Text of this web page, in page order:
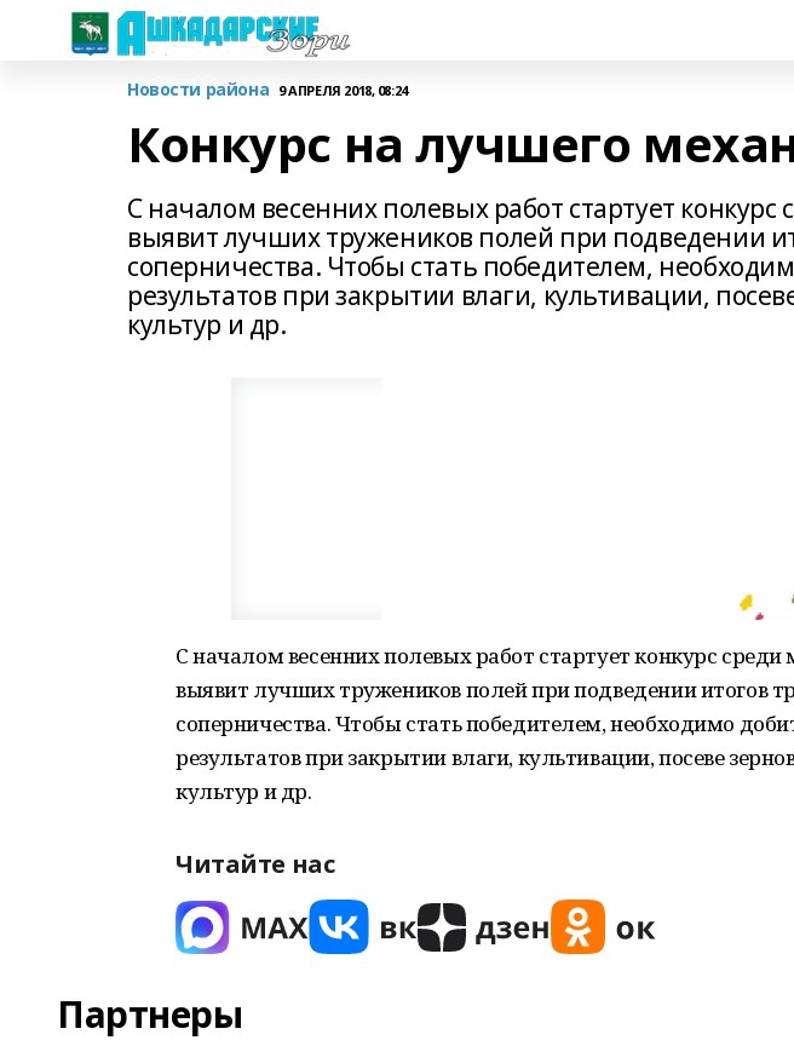
Новости района 9 АПРЕЛЯ 2018, 08:24
Конкурс на лучшего
С началом весенних полевых работ стартует
выявит лучших тружеников полей при подведении
соперничества. Чтобы стать победителем,
результатов при закрытии влаги, культивации,
культур и др.
С началом весенних полевых работ стартует конкурс среди
выявит лучших тружеников полей при подведении итогов
соперничества. Чтобы стать победителем, необходимо
результатов при закрытии влаги, культивации, посеве
культур и др.
Читайте нас
Партнеры